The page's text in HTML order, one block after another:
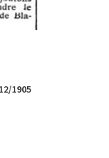
1905